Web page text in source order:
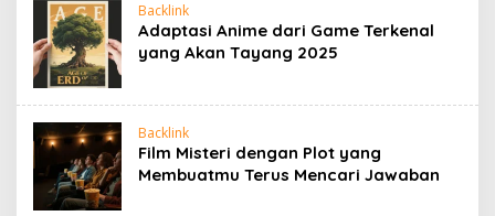
Backlink
Adaptasi Anime dari Game Terkenal
yang Akan Tayang 2025
Backlink
Film Misteri dengan Plot yang
Membuatmu Terus Mencari Jawaban